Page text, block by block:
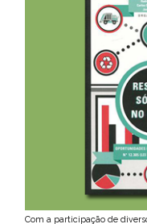
Com a participação de